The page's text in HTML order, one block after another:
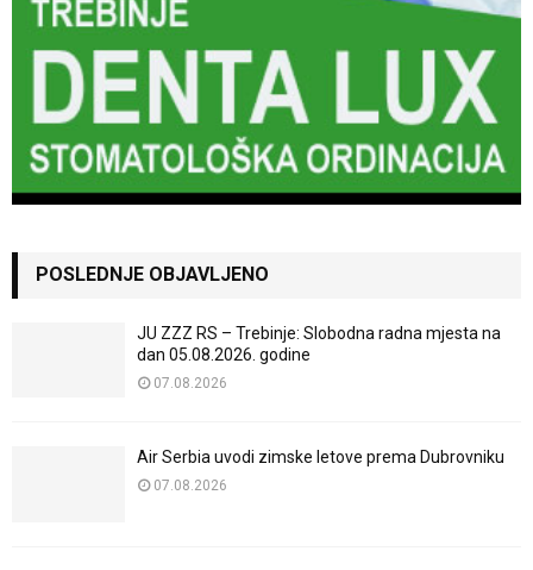
POSLEDNJE OBJAVLJENO
JU ZZZ RS – Trebinje: Slobodna radna mjesta na
dan 05.08.2026. godine
07.08.2026
Air Serbia uvodi zimske letove prema Dubrovniku
07.08.2026